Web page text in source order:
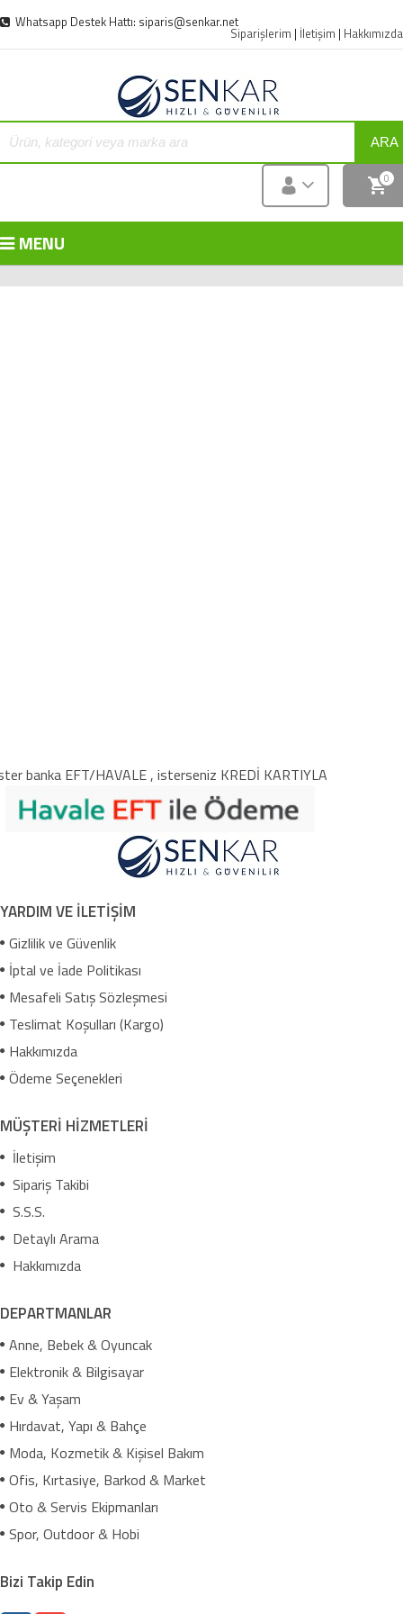
Whatsapp Destek Hattı: siparis@senkar.net
Siparişlerim | İletişim | Hakkımızda
ARA
0
MENU
banka EFT/HAVALE , isterseniz KREDİ KARTIYLA
YARDIM VE İLETİŞİM
Gizlilik ve Güvenlik
İptal ve İade Politikası
Mesafeli Satış Sözleşmesi
Teslimat Koşulları (Kargo)
Hakkımızda
Ödeme Seçenekleri
MÜŞTERİ HİZMETLERİ
İletişim
Sipariş Takibi
S.S.S.
Detaylı Arama
Hakkımızda
DEPARTMANLAR
Anne, Bebek & Oyuncak
Elektronik & Bilgisayar
Ev & Yaşam
Hırdavat, Yapı & Bahçe
Moda, Kozmetik & Kişisel Bakım
Ofis, Kırtasiye, Barkod & Market
Oto & Servis Ekipmanları
Spor, Outdoor & Hobi
Bizi Takip Edin